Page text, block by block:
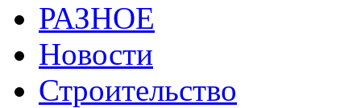
РАЗНОЕ
Новости
Строительство